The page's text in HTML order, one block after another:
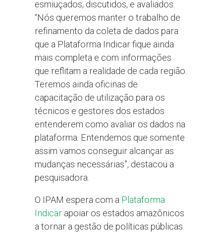
esmiuçados, discutidos, e avaliados.
“Nós queremos manter o trabalho de
refinamento da coleta de dados para
que a Plataforma Indicar fique ainda
mais completa e com informações
que reflitam a realidade de cada região.
Teremos ainda oficinas de
capacitação de utilização para os
técnicos e gestores dos estados
entenderem como avaliar os dados na
plataforma. Entendemos que somente
assim vamos conseguir alcançar as
mudanças necessárias”, destacou a
pesquisadora.
O IPAM espera com a Plataforma
Indicarapoiar os estados amazônicos
a tornar a gestão de políticas públicas